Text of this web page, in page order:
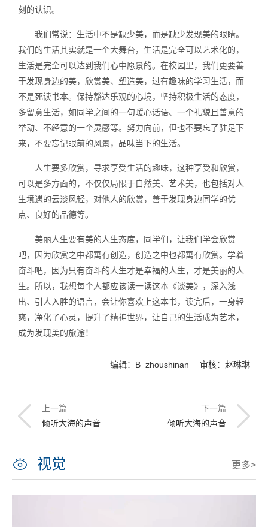
刻的认识。
我们常说：生活中不是缺少美，而是缺少发现美的眼睛。
我们的生活其实就是一个大舞台，生活是完全可以艺术化的，
生活是完全可以达到我们心中愿景的。在校园里，我们更要善
于发现身边的美，欣赏美、塑造美，过有趣味的学习生活，而
不是死读书本。保持豁达乐观的心境，坚持积极生活的态度，
多留意生活，如同学之间的一句暖心话语、一个礼貌且善意的
举动、不经意的一个灵感等。努力向前，但也不要忘了驻足下
来，不要忘记眼前的风景，品味当下的生活。
人生要多欣赏，寻求享受生活的趣味，这种享受和欣赏，
可以是多方面的，不仅仅局限于自然美、艺术美，也包括对人
生境遇的云淡风轻，对他人的欣赏，善于发现身边同学的优
点、良好的品德等。
美丽人生要有美的人生态度，同学们，让我们学会欣赏
吧，因为欣赏之中都寓有创造，创造之中也都寓有欣赏。学着
奋斗吧，因为只有奋斗的人生才是幸福的人生，才是美丽的人
生。所以，我想每个人都应该读一读这本《谈美》，深入浅
出、引人入胜的语言，会让你喜欢上这本书，读完后，一身轻
爽，净化了心灵，提升了精神世界，让自己的生活成为艺术，
成为发现美的旅途！
编辑：B_zhoushinan 审核：赵琳琳
上一篇
倾听大海的声音
下一篇
倾听大海的声音
视觉 更多>